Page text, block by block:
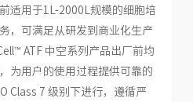
适用于1L-2000L规模的细胞培
，可满足从研发到商业化生产
ATF 中空系列产品出厂前均
为用户的使用过程提供可靠的
Class 7 级别下进行，遵循严